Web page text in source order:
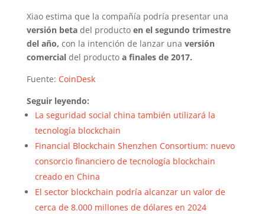
Xiao estima que la compañía podría presentar una
versión beta del productoen el segundo trimestre
del año, con la intención de lanzar una versión
comercial del productoa finales de 2017.
Fuente: CoinDesk
Seguir leyendo:
La seguridad social china también utilizará la
tecnología blockchain
Financial Blockchain Shenzhen Consortium: nuevo
consorcio financiero de tecnología blockchain
creado en China
El sector blockchain podría alcanzar un valor de
cerca de 8.000 millones de dólares en 2024